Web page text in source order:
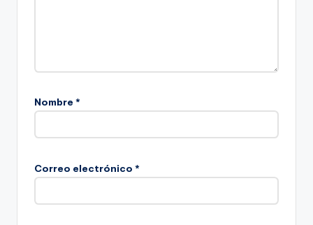
Nombre *
Correo electrónico *